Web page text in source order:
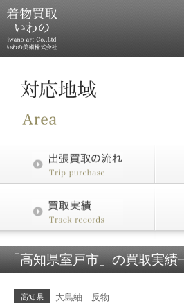
「高知県室戸市」の買取実績
高知県 大島紬 反物